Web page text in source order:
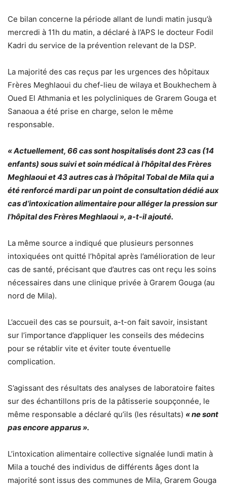
Ce bilan concerne la période allant de lundi matin jusqu’à
mercredi à 11h du matin, a déclaré à l’APS le docteur Fodil
Kadri du service de la prévention relevant de la DSP.
La majorité des cas reçus par les urgences des hôpitaux
Frères Meghlaoui du chef-lieu de wilaya et Boukhechem à
Oued El Athmania et les polycliniques de Grarem Gouga et
Sanaoua a été prise en charge, selon le même
responsable.
« Actuellement, 66 cas sont hospitalisés dont 23 cas (14
enfants) sous suivi et soin médical à l’hôpital des Frères
Meghlaoui et 43 autres cas à l’hôpital Tobal de Mila qui a
été renforcé mardi par un point de consultation dédié aux
cas d’intoxication alimentaire pour alléger la pression sur
l’hôpital des Frères Meghlaoui », a-t-il ajouté.
La même source a indiqué que plusieurs personnes
intoxiquées ont quitté l’hôpital après l’amélioration de leur
cas de santé, précisant que d’autres cas ont reçu les soins
nécessaires dans une clinique privée à Grarem Gouga (au
nord de Mila).
L’accueil des cas se poursuit, a-t-on fait savoir, insistant
sur l’importance d’appliquer les conseils des médecins
pour se rétablir vite et éviter toute éventuelle
complication.
S’agissant des résultats des analyses de laboratoire faites
sur des échantillons pris de la pâtisserie soupçonnée, le
même responsable a déclaré qu’ils (les résultats) « ne sont
pas encore apparus ».
L’intoxication alimentaire collective signalée lundi matin à
Mila a touché des individus de différents âges dont la
majorité sont issus des communes de Mila, Grarem Gouga